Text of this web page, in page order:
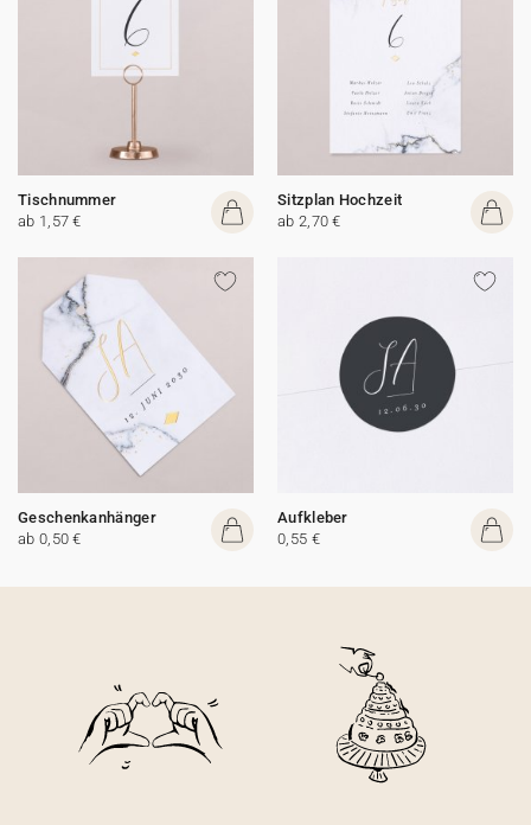
Tischnummer
ab 1,57 €
Sitzplan Hochzeit
ab 2,70 €
Geschenkanhänger
ab 0,50 €
Aufkleber
0,55 €